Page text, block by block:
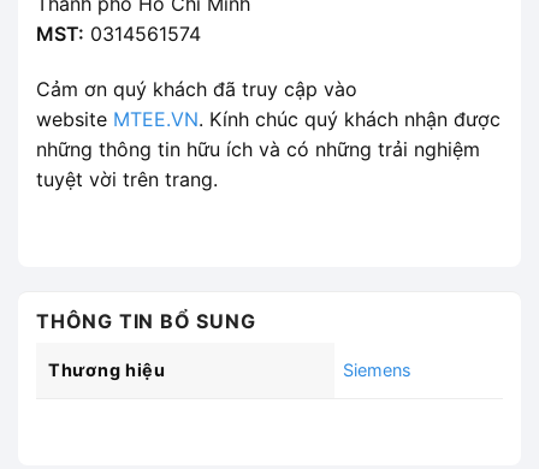
MST: 0314561574
Cảm ơn quý khách đã truy cập vào
website MTEE.VN. Kính chúc quý khách nhận được
những thông tin hữu ích và có những trải nghiệm
tuyệt vời trên trang.
THÔNG TIN BỔ SUNG
Thương hiệu Siemens